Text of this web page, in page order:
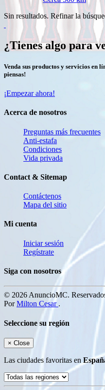
Sin resultados. Refinar la
¿Tienes algo para
Venda sus productos y servicios en
piensas!
¡Empezar ahora!
Acerca de nosotros
Preguntas más frecuentes
Anti-estafa
Condiciones
Vida privada
Contact & Sitemap
Contáctenos
Mapa del sitio
Mi cuenta
Iniciar sesión
Regístrate
Siga con nosotros
© 2026 AnuncioMC.
PorMilton Cesar .
Seleccione su región
× Close
Las ciudades favoritas en